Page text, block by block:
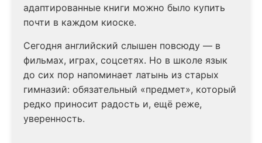
адаптированные книги можно было купить
почти в каждом киоске.
Сегодня английский слышен повсюду — в
фильмах, играх, соцсетях. Но в школе язык
до сих пор напоминает латынь из старых
гимназий: обязательный «предмет», который
редко приносит радость и, ещё реже,
уверенность.